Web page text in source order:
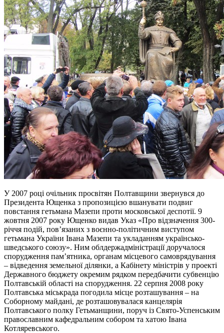
У 2007 році очільник просвітян Полтавщини звернувся до
Президента Ющенка з пропозицією вшанувати подвиг
повстання гетьмана Мазепи проти московської деспотії. 9
жовтня 2007 року Ющенко видав Указ «Про відзначення 300-
річчя подій, пов’язаних з воєнно-політичним виступом
гетьмана України Івана Мазепи та укладанням українсько-
шведського союзу». Ним облдержадміністрації доручалося
спорудження пам’ятника, органам місцевого самоврядування
– відведення земельної ділянки, а Кабінету міністрів у проекті
Державного бюджету окремим рядком передбачити субвенцію
Полтавській області на спорудження. 22 серпня 2008 року
Полтавська міськрада погодила місце розташування – на
Соборному майдані, де розташовувалася канцелярія
Полтавського полку Гетьманщини, поруч із Свято-Успенським
православним кафедральним собором та хатою Івана
Котляревського.